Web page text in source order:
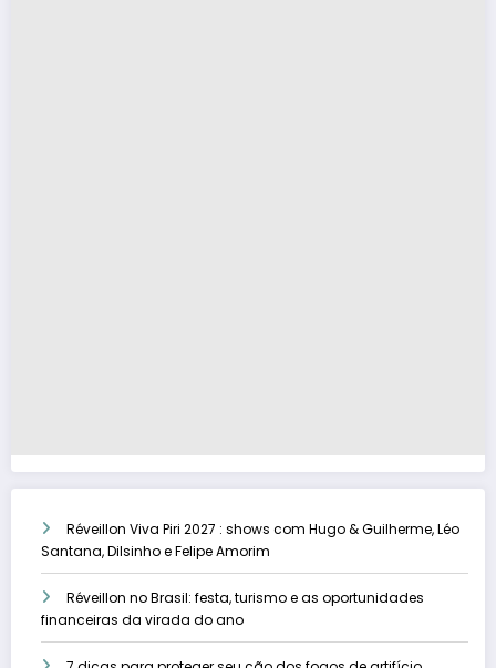
Réveillon Viva Piri 2027 : shows com Hugo & Guilherme, Léo
Santana, Dilsinho e Felipe Amorim
Réveillon no Brasil: festa, turismo e as oportunidades
financeiras da virada do ano